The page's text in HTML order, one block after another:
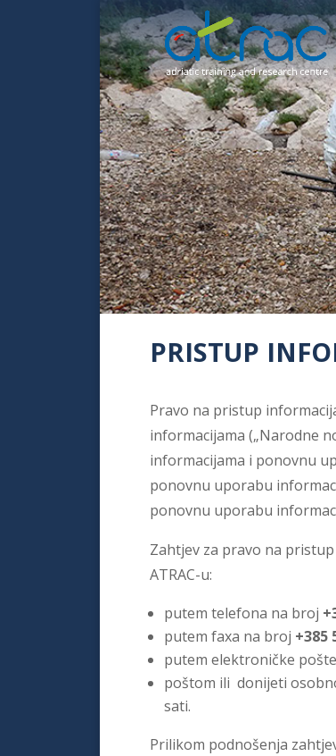
PRISTUP
Pravo na pristup
informacijama („Narodne
informacijama i ponovnu
ponovnu uporabu
ponovnu uporabu
Zahtjev za pravo na
ATRAC-u:
putem telefona na broj
putem faxa na broj +385
putem elektroničke
poštom ili donijeti
sati.
Prilikom podnošenja